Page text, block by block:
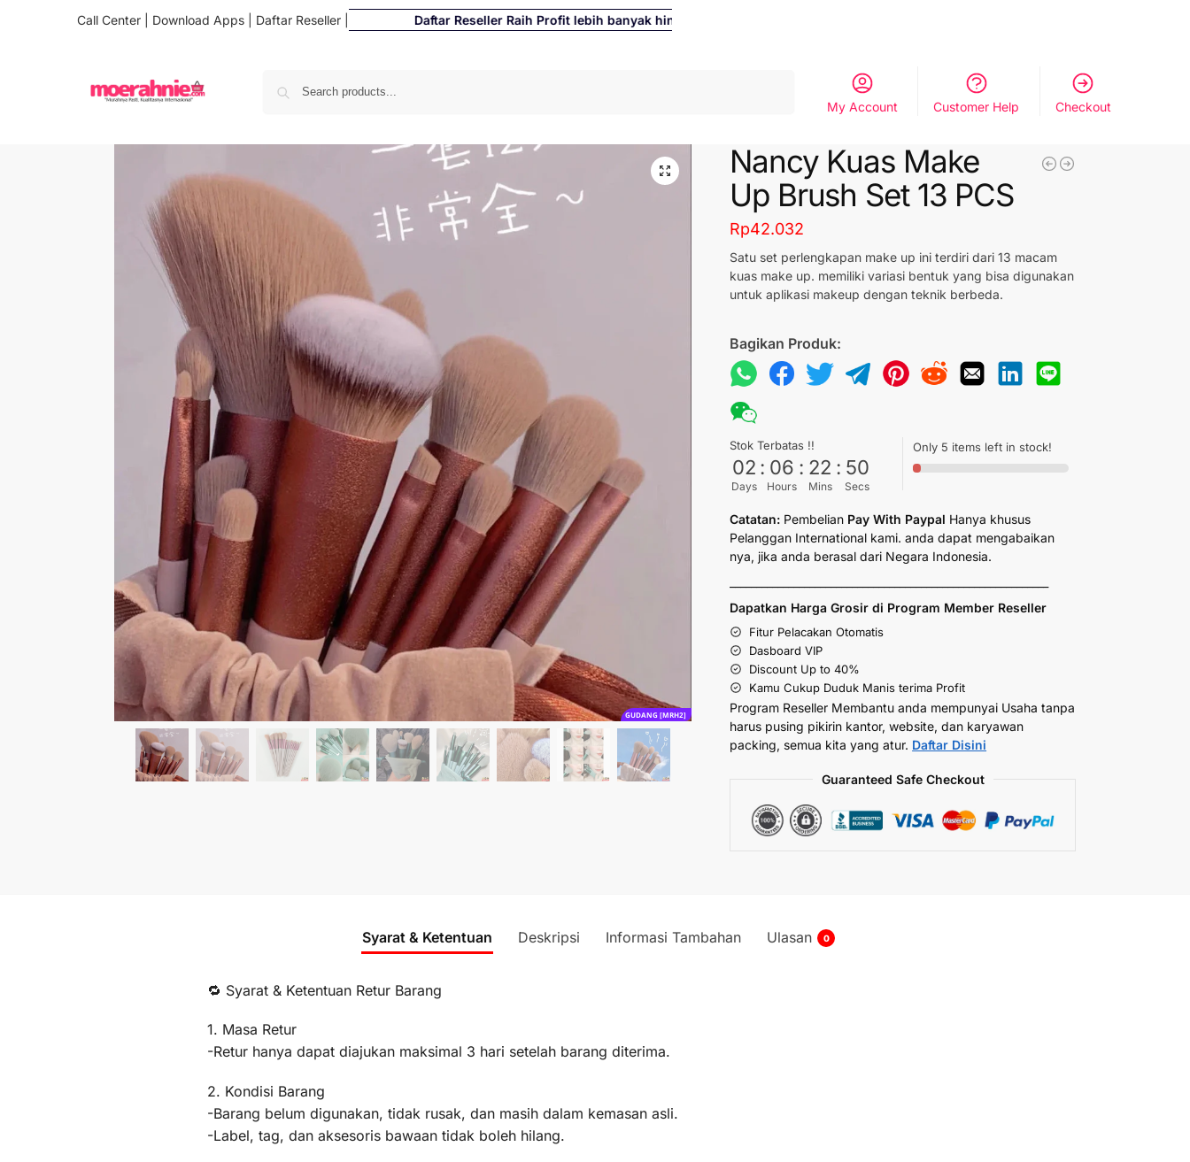
Call Center Download Apps Daftar Reseller Daftar Reseller Raih Profit lebih banyak hingga 500%
My Account Customer Help Checkout
GUDANG [MRH2]
Nancy Kuas Make
Up Brush Set 13 PCS
Rp42.032
Satu set perlengkapan make up ini terdiri dari 13 macam
kuas make up. memiliki variasi bentuk yang bisa digunakan
untuk aplikasi makeup dengan teknik berbeda.
Bagikan Produk:
Stok Terbatas !!
02
Days
: 06
Hours
: 22
Mins
: 49
Secs
Only 5 items left in stock!
Catatan: Pembelian Pay With Paypal Hanya khusus
Pelanggan International kami. anda dapat mengabaikan
nya, jika anda berasal dari Negara Indonesia.
Dapatkan Harga Grosir di Program Member Reseller
Fitur Pelacakan Otomatis
Dasboard VIP
Discount Up to 40%
Kamu Cukup Duduk Manis terima Profit
Program Reseller Membantu anda mempunyai Usaha tanpa
harus pusing pikirin kantor, website, dan karyawan
packing, semua kita yang atur. Daftar Disini
Guaranteed Safe Checkout
Syarat & Ketentuan Deskripsi Informasi Tambahan Ulasan 0
🔁 Syarat & Ketentuan Retur Barang
1. Masa Retur
-Retur hanya dapat diajukan maksimal 3 hari setelah barang diterima.
2. Kondisi Barang
-Barang belum digunakan, tidak rusak, dan masih dalam kemasan asli.
-Label, tag, dan aksesoris bawaan tidak boleh hilang.